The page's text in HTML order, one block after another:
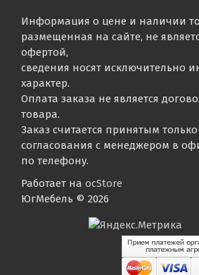
Информация о цене и наличии
размещенная на сайте, не
офертой,
сведения носят исключительно
характер.
Оплата заказа не является
товара.
Заказ считается принятым
согласования с менеджером в
по телефону.
Работает на ocStore
ЮгМебель © 2026